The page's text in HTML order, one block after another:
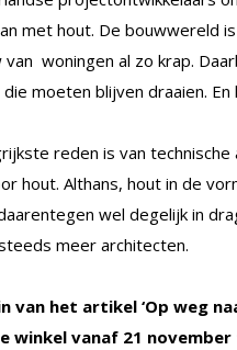
met hout. De bouwwereld
van woningen al zo krap.
moeten blijven draaien.
reden is van
hout. Althans, hout in de
wel degelijk in
meer architecten.
van het artikel ‘Op weg
winkel vanaf 21